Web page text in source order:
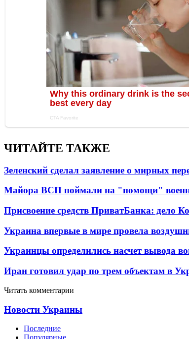
ЧИТАЙТЕ ТАКЖЕ
Зеленский сделал заявление о мирных
Майора ВСП поймали на "помощи"
Присвоение средств ПриватБанка: дело
Украина впервые в мире провела
Украинцы определились насчет вывода
Иран готовил удар по трем объектам в
Читать комментарии
Новости Украины
Последние